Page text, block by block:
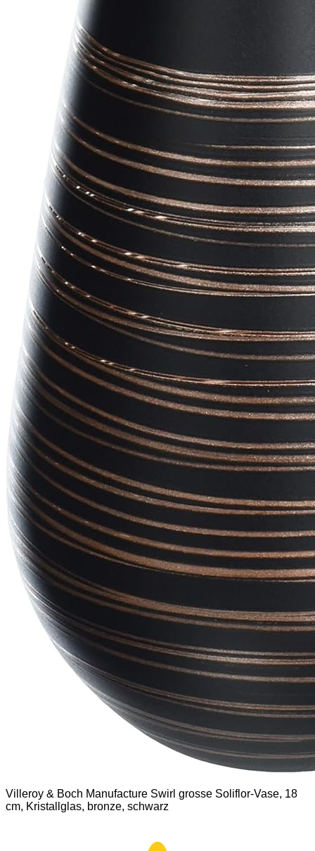
Villeroy & Boch Manufacture Swirl grosse Soliflor-Vase, 18
cm, Kristallglas, bronze, schwarz